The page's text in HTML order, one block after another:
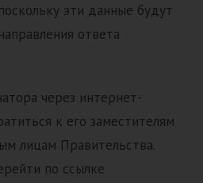
эти данные будут
ответа
через интернет-
к его заместителям
лицам Правительства.
по ссылке